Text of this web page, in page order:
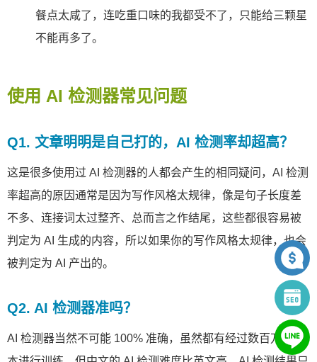
餐点太咸了，连吃重口味的我都受不了，只能给三颗星
不能再多了。
使用 AI 检测器常见问题
Q1. 文章明明是自己打的，AI 检测率却超高？
这是很多使用过 AI 检测器的人都会产生的相同疑问，AI 检测
率超高的原因通常是因为写作风格太规律，像是句子长度差
不多、连接词太过整齐、总而言之作结尾，这些都很容易被
判定为 AI 生成的内容，所以如果你的写作风格太规律，也会
被判定为 AI 产出的。
Q2. AI 检测器准吗？
AI 检测器当然不可能 100% 准确，虽然都有经过数百万个样